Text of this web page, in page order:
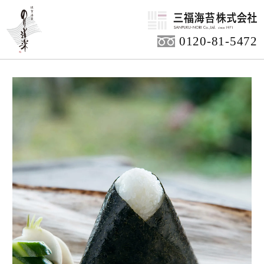
0120-81-5472
HOME 商品アイテム